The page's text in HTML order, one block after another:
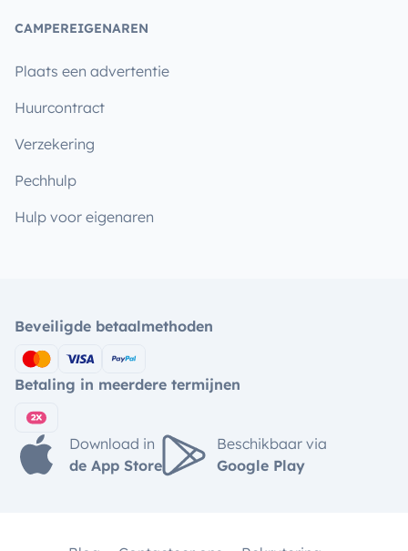
CAMPEREIGENAREN
Plaats een advertentie
Huurcontract
Verzekering
Pechhulp
Hulp voor eigenaren
Beveiligde betaalmethoden
Betaling in meerdere termijnen
Download in
de App Store
Beschikbaar via
Google Play